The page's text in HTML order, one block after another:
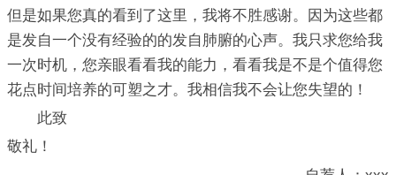
但是如果您真的看到了这里，我将不胜感谢。因为这些都
是发自一个没有经验的的发自肺腑的心声。我只求您给我
一次时机，您亲眼看看我的能力，看看我是不是个值得您
花点时间培养的可塑之才。我相信我不会让您失望的！
此致
敬礼！